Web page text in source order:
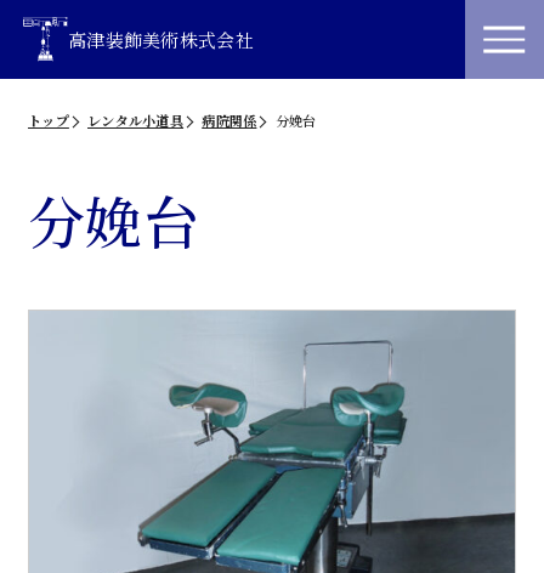
高津装飾美術株式会社
トップ レンタル小道具 病院関係 分娩台
分娩台